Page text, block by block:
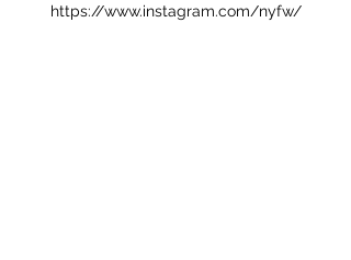
https://www.instagram.com/nyfw/